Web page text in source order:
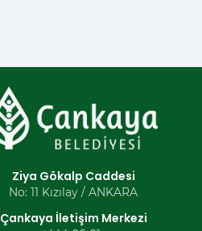
Ziya Gökalp Caddesi
No: 11 Kızılay / ANKARA
Çankaya İletişim Merkezi